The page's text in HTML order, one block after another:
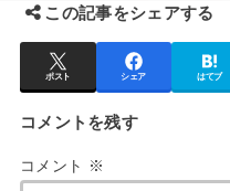
この記事をシェアする
ポスト シェア はてブ
コメントを残す
コメント ※